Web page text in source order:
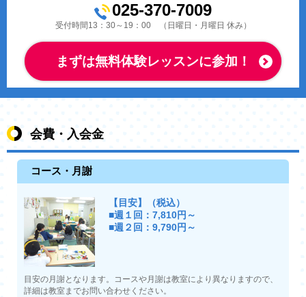
025-370-7009
受付時間13：30～19：00 （日曜日・月曜日 休み）
まずは無料体験レッスンに参加！
会費・入会金
コース・月謝
【目安】（税込）
■週１回：7,810円～
■週２回：9,790円～
目安の月謝となります。コースや月謝は教室により異なりますので、
詳細は教室までお問い合わせください。